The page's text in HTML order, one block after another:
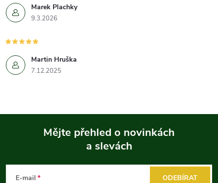
Marek Plachky
9.3.2026
Martin Hruška
7.12.2025
Mějte přehled o novinkách
a slevách
E-mail ODEBÍRAT